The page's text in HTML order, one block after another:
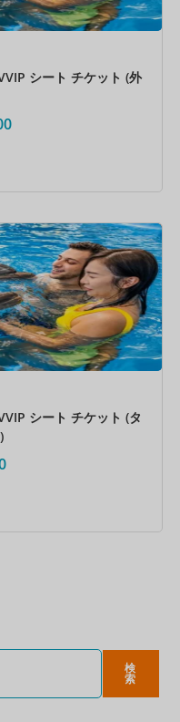
シート チケット (外
シート チケット (タ
検
索